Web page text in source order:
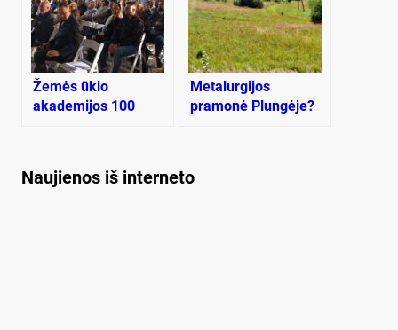
Žemės ūkio
akademijos 100
Metalurgijos
pramonė Plungėje?
Naujienos iš interneto